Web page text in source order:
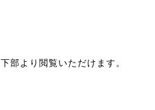
下部より閲覧いただけます。